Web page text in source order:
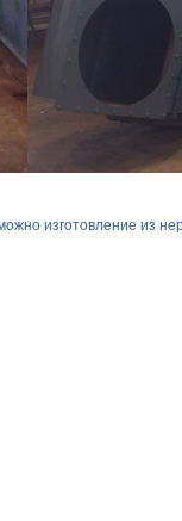
изготовление из